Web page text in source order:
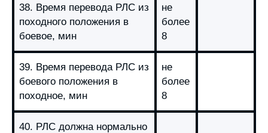
38. Время перевода РЛС из
походного положения в
боевое, мин
не
более
8
39. Время перевода РЛС из
боевого положения в
походное, мин
не
более
8
40. РЛС должна нормально